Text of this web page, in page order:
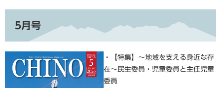
5月号
・【特集】～地域を支える身近な存
在～民生委員・児童委員と主任児童
委員